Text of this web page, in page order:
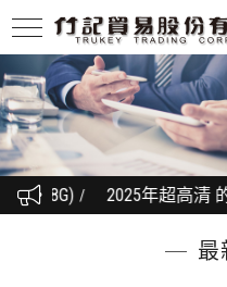
2025年超高清
最